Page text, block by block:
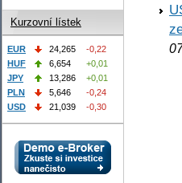
Kurzovní lístek
EUR 24,265
-0,22
HUF
6,654
+0,01
JPY
13,286
+0,01
PLN
5,646
-0,24
USD
21,039 -0,30